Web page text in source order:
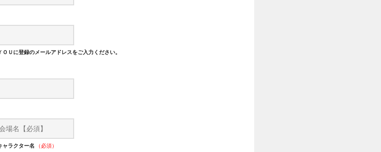
Ｕに登録のメールアドレスをご入力ください。
ャラクター名 （必須）